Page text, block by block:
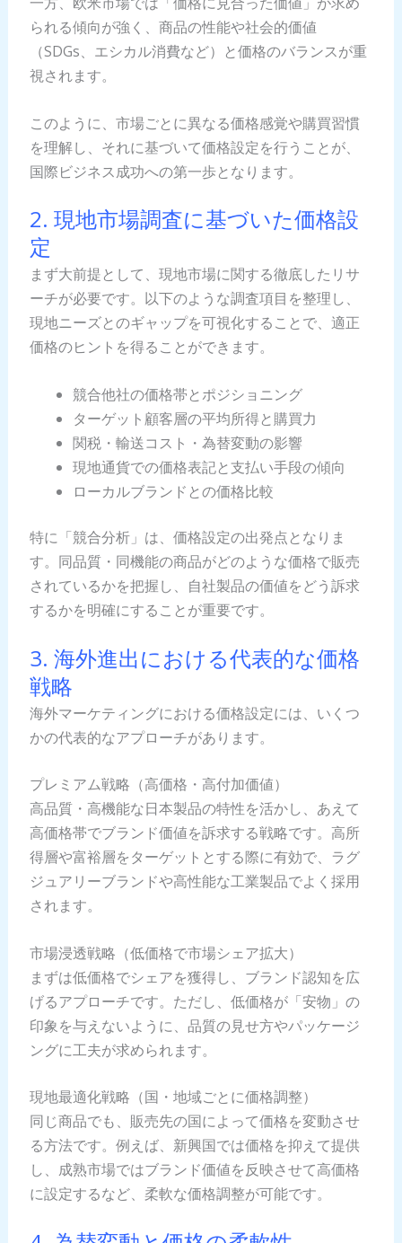
られる傾向が強く、商品の性能や社会的価値
（SDGs、エシカル消費など）と価格のバランスが重
視されます。
このように、市場ごとに異なる価格感覚や購買習慣
を理解し、それに基づいて価格設定を行うことが、
国際ビジネス成功への第一歩となります。
2. 現地市場調査に基づいた価格設
定
まず大前提として、現地市場に関する徹底したリサ
ーチが必要です。以下のような調査項目を整理し、
現地ニーズとのギャップを可視化することで、適正
価格のヒントを得ることができます。
競合他社の価格帯とポジショニング
ターゲット顧客層の平均所得と購買力
関税・輸送コスト・為替変動の影響
現地通貨での価格表記と支払い手段の傾向
ローカルブランドとの価格比較
特に「競合分析」は、価格設定の出発点となりま
す。同品質・同機能の商品がどのような価格で販売
されているかを把握し、自社製品の価値をどう訴求
するかを明確にすることが重要です。
3. 海外進出における代表的な価格
戦略
海外マーケティングにおける価格設定には、いくつ
かの代表的なアプローチがあります。
プレミアム戦略（高価格・高付加価値）
高品質・高機能な日本製品の特性を活かし、あえて
高価格帯でブランド価値を訴求する戦略です。高所
得層や富裕層をターゲットとする際に有効で、ラグ
ジュアリーブランドや高性能な工業製品でよく採用
されます。
市場浸透戦略（低価格で市場シェア拡大）
まずは低価格でシェアを獲得し、ブランド認知を広
げるアプローチです。ただし、低価格が「安物」の
印象を与えないように、品質の見せ方やパッケージ
ングに工夫が求められます。
現地最適化戦略（国・地域ごとに価格調整）
同じ商品でも、販売先の国によって価格を変動させ
る方法です。例えば、新興国では価格を抑えて提供
し、成熟市場ではブランド価値を反映させて高価格
に設定するなど、柔軟な価格調整が可能です。